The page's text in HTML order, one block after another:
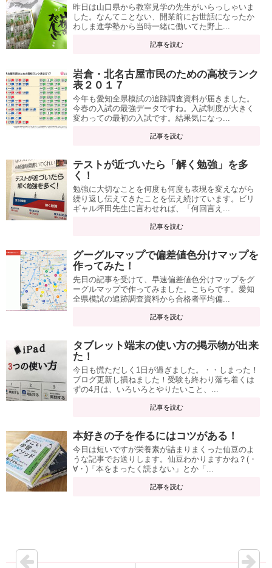
昨日は山口県から教室見学の先生がいらっしゃいま
した。なんてことない、開業前にお世話になったか
わしま進学塾から当時一緒に働いてた野上...
記事を読む
岩倉・北名古屋市民のための高校ランク
表２０１７
今年も愛知全県模試の追跡調査資料が届きました。
今春の入試の最強データですね。入試制度が大きく
変わっての最初の入試です。結果気になっ...
記事を読む
テストが近づいたら「解く勉強」を多
く！
勉強に大切なことを何度も何度も表現を変えながら
繰り返し伝えてきたことを伝え続けています。ビリ
ギャル坪田先生に言わせれば、「何回言え...
記事を読む
グーグルマップで偏差値色分けマップを
作ってみた！
先日の記事を受けて、早速偏差値色分けマップをグ
ーグルマップで作ってみました。こちらです。愛知
全県模試の追跡調査資料から合格者平均偏...
記事を読む
タブレット端末の使い方の掲示物が出来
た！
今日も慌ただしく1日が過ぎました。・・しまった！
ブログ更新し損ねました！受験も終わり落ち着くは
ずの4月は、いろいろとやりたいこと、...
記事を読む
本好きの子を作るにはコツがある！
今日は短いですが栄養素が詰まりまくった仙豆のよ
うな記事でお送りします。仙豆わかりますかね？(・
∀・)「本をまったく読まない」とか「...
記事を読む